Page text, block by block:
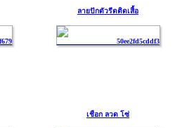
ลายปักตัวรีดติดเสื้อ
เชือก ลวด โซ่